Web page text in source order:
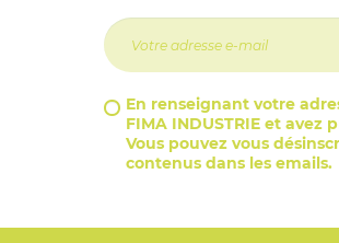
En renseignant votre
FIMA INDUSTRIE et avez
Vous pouvez vous
contenus dans les emails.